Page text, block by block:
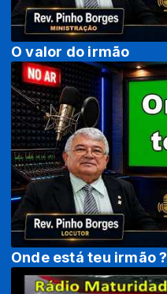
O valor do irmão
Onde está teu irmão ?